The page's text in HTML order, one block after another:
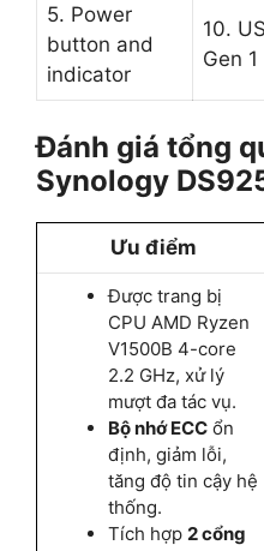
5. Power
button and
indicator
10.
Gen
Đánh giá tổng
Synology
Ưu điểm
Được trang bị
CPU AMD Ryzen
V1500B 4-core
2.2 GHz, xử lý
mượt đa tác vụ.
Bộ nhớ ECC ổn
định, giảm lỗi,
tăng độ tin cậy hệ
thống.
Tích hợp 2 cổng